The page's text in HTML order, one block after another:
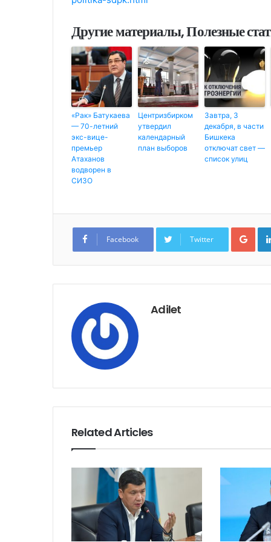
Другие материалы, Полезные
«Рак» Батукаева
— 70-летний
экс-вице-
премьер
Атаханов
водворен в
СИЗО
Центризбирком
утвердил
календарный
план выборов
Завтра, 3
декабря, в части
Бишкека
отключат свет —
список улиц
Facebook Twitter
G
g
+
Adilet
Related Articles